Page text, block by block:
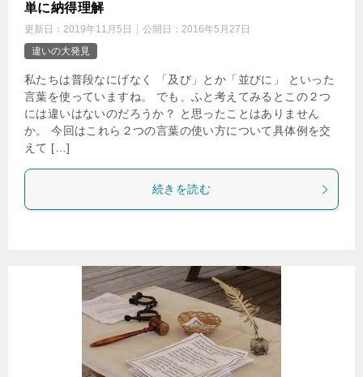
単に納得理解
更新日： 2019年11月5日 公開日： 2016年5月27日
違いの大発見
私たちは普段なにげなく 「及び」とか「並びに」 といった
言葉を使っていますね。 でも、ふと考えてみるとこの２つ
には違いはないのだろうか？ と思ったことはありません
か。 今回はこれら２つの言葉の使い方について具体例を交
えて […]
続きを読む